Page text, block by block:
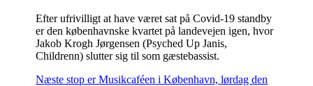
Efter ufrivilligt at have været sat på Covid-19 standby
er den københavnske kvartet på landevejen igen, hvor
Jakob Krogh Jørgensen (Psyched Up Janis,
Childrenn) slutter sig til som gæstebassist.
Næste stop er Musikcaféen i København, lørdag den